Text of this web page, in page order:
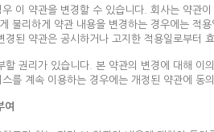
이 약관을 변경할 수 있습니다. 회사는 약관
불리하게 약관 내용을 변경하는 경우에는 적
경된 약관은 공시하거나 고지한 적용일로부터
할 권리가 있습니다. 본 약관의 변경에 대해
를 계속 이용하는 경우에는 개정된 약관에 동
여